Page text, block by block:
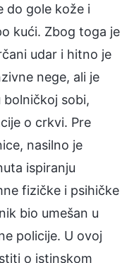
do gole kože i
kući. Zbog toga je
udar i hitno je
nege, ali je
bolničkoj sobi,
o crkvi. Pre
nasilno je
ispiranju
fizičke i psihičke
bio umešan u
policije. U ovoj
o istinskom